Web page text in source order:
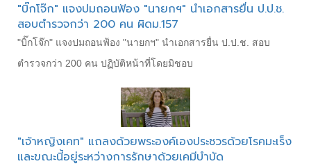
"บิ๊กโจ๊ก" แจงปมถอนฟ้อง "นายกฯ" นำเอกสารยื่น ป.ป.ช.
สอบตำรวจกว่า 200 คน ผิดม.157
"บิ๊กโจ๊ก" แจงปมถอนฟ้อง "นายกฯ" นำเอกสารยื่น ป.ป.ช. สอบ
ตำรวจกว่า 200 คน ปฏิบัติหน้าที่โดยมิชอบ
"เจ้าหญิงเคท" แถลงด้วยพระองค์เองประชวรด้วยโรคมะเร็ง
และขณะนี้อยู่ระหว่างการรักษาด้วยเคมีบำบัด